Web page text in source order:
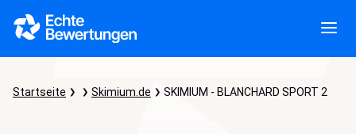
Startseite Skimium.de SKIMIUM - BLANCHARD SPORT 2